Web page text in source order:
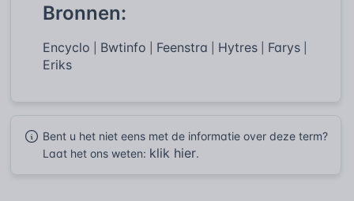
Bronnen:
Encyclo Bwtinfo Feenstra Hytres Farys
Eriks
Bent u het niet eens met de informatie over deze term?
Laat het ons weten: klik hier.